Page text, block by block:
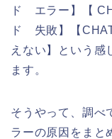
ド エラー】【
ド 失敗】【
えない】という感
ます。
そうやって、調べ
ラーの原因をまと